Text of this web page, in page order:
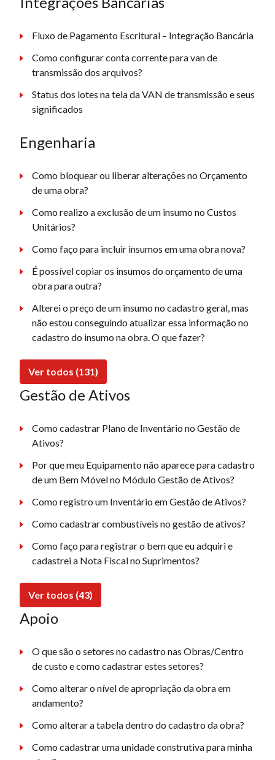
Fluxo de Pagamento Escritural – Integração Bancária
Como configurar conta corrente para van de
transmissão dos arquivos?
Status dos lotes na tela da VAN de transmissão e seus
significados
Engenharia
Como bloquear ou liberar alterações no Orçamento
de uma obra?
Como realizo a exclusão de um insumo no Custos
Unitários?
Como faço para incluir insumos em uma obra nova?
É possível copiar os insumos do orçamento de uma
obra para outra?
Alterei o preço de um insumo no cadastro geral, mas
não estou conseguindo atualizar essa informação no
cadastro do insumo na obra. O que fazer?
Ver todos (131)
Gestão de Ativos
Como cadastrar Plano de Inventário no Gestão de
Ativos?
Por que meu Equipamento não aparece para cadastro
de um Bem Móvel no Módulo Gestão de Ativos?
Como registro um Inventário em Gestão de Ativos?
Como cadastrar combustíveis no gestão de ativos?
Como faço para registrar o bem que eu adquiri e
cadastrei a Nota Fiscal no Suprimentos?
Ver todos (43)
Apoio
O que são o setores no cadastro nas Obras/Centro
de custo e como cadastrar estes setores?
Como alterar o nível de apropriação da obra em
andamento?
Como alterar a tabela dentro do cadastro da obra?
Como cadastrar uma unidade construtiva para minha